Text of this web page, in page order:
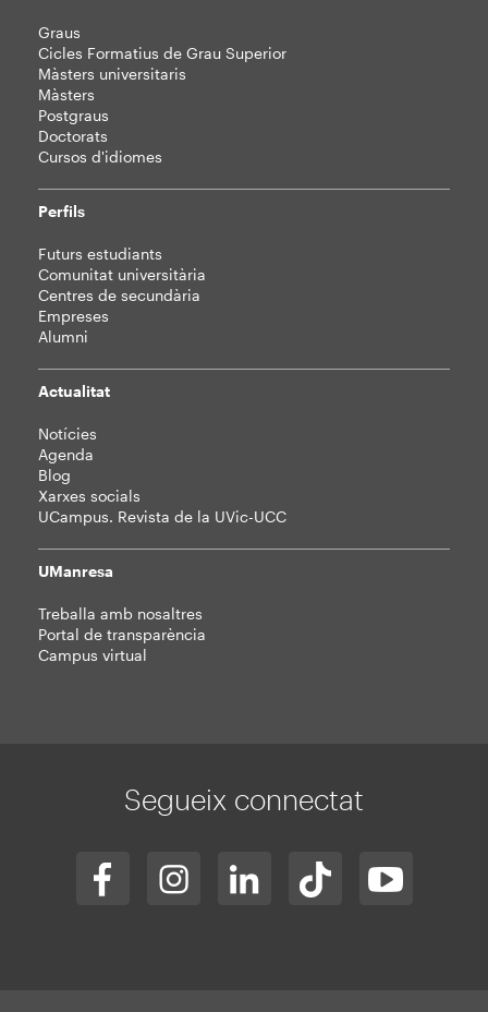
Mapa
web
Graus
Cicles Formatius de Grau Superior
Màsters universitaris
Màsters
Postgraus
Doctorats
Cursos d'idiomes
Perfils
Futurs estudiants
Comunitat universitària
Centres de secundària
Empreses
Alumni
Actualitat
Notícies
Agenda
Blog
Xarxes socials
UCampus. Revista de la UVic-UCC
UManresa
Treballa amb nosaltres
Portal de transparència
Campus virtual
Segueix connectat